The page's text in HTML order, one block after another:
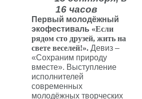
16 часов
Первый молодёжный
экофестиваль «Если
рядом сто друзей, жить на
свете веселей!». Девиз –
«Сохраним природу
вместе». Выступление
исполнителей
современных
молодёжных творческих